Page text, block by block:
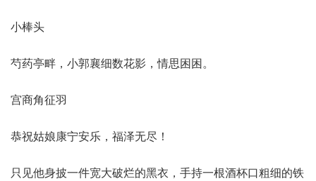
小棒头
芍药亭畔，小郭襄细数花影，情思困困。
宫商角征羽
恭祝姑娘康宁安乐，福泽无尽！
只见他身披一件宽大破烂的黑衣，手持一根酒杯口粗细的铁